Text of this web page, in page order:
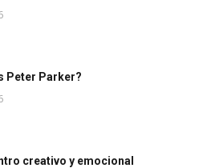
Peter Parker?
creativo y emocional